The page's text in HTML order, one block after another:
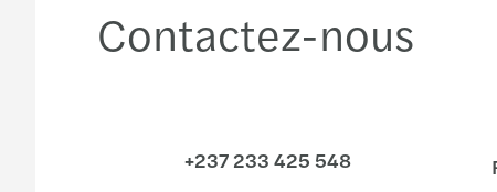
Contactez-nous
+237 233 425 548